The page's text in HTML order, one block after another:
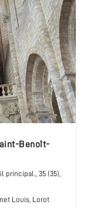
Benoît-
principal., 35 (35),
Louis, Lorot